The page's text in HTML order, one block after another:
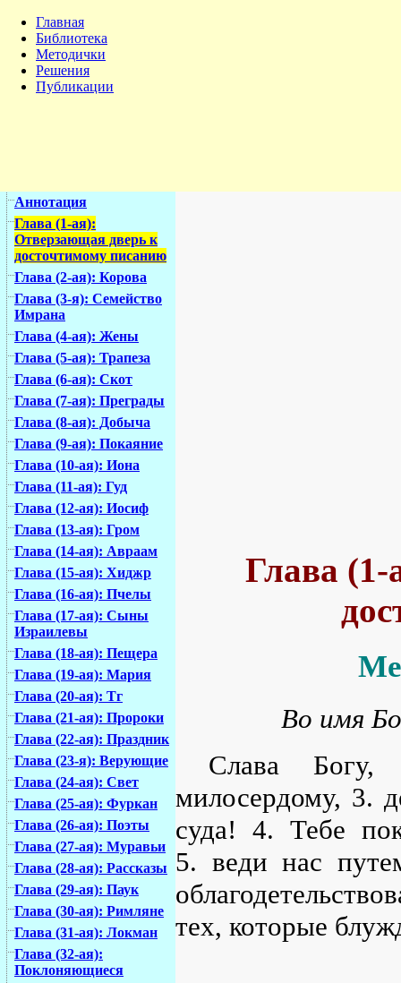
Главная
Библиотека
Методички
Решения
Публикации
Аннотация
Глава (1-ая):
Отверзающая дверь к
досточтимому писанию
Глава (2-ая): Корова
Глава (3-я): Семейство
Имрана
Глава (4-ая): Жены
Глава (5-ая): Трапеза
Глава (6-ая): Скот
Глава (7-ая): Преграды
Глава (8-ая): Добыча
Глава (9-ая): Покаяние
Глава (10-ая): Иона
Глава (11-ая): Гуд
Глава (12-ая): Иосиф
Глава (13-ая): Гром
Глава (14-ая): Авраам
Глава (15-ая): Хиджр
Глава (16-ая): Пчелы
Глава (17-ая): Сыны
Израилевы
Глава (18-ая): Пещера
Глава (19-ая): Мария
Глава (20-ая): Тг
Глава (21-ая): Пророки
Глава (22-ая): Праздник
Глава (23-я): Верующие
Глава (24-ая): Свет
Глава (25-ая): Фуркан
Глава (26-ая): Поэты
Глава (27-ая): Муравьи
Глава (28-ая): Рассказы
Глава (29-ая): Паук
Глава (30-ая): Римляне
Глава (31-ая): Локман
Глава (32-ая):
Поклоняющиеся
Глава
Во имя
Слава Богу,
милосердому, 3.
суда! 4. Тебе
5. веди нас
тех, которые